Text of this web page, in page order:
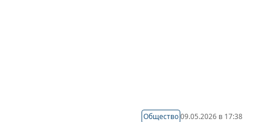
Общество 09.05.2026 в 17:38